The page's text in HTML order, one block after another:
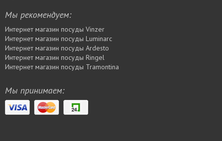
Мы рекомендуем:
Интернет магазин посуды Vinzer
Интернет магазин посуды Luminarc
Интернет магазин посуды Ardesto
Интернет магазин посуды Rіngel
Интернет магазин посуды Tramontina
Мы принимаем: